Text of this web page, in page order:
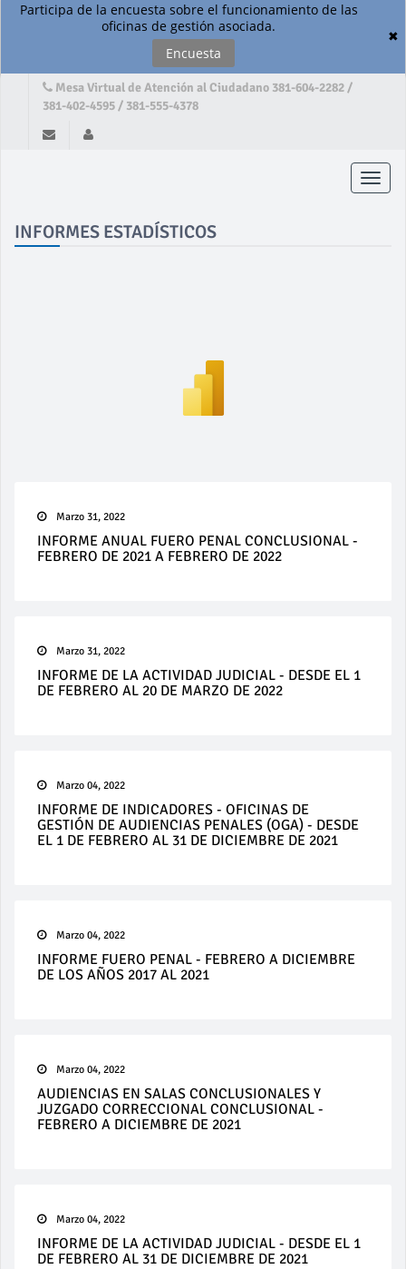
Participa de la encuesta sobre el funcionamiento de las
oficinas de gestión asociada.
Encuesta
✖
Mesa Virtual de Atención al Ciudadano 381-604-2282 /
381-402-4595 / 381-555-4378
Toggle
INFORMES ESTADÍSTICOS
Marzo 31, 2022
INFORME ANUAL FUERO PENAL CONCLUSIONAL -
FEBRERO DE 2021 A FEBRERO DE 2022
Marzo 31, 2022
INFORME DE LA ACTIVIDAD JUDICIAL - DESDE EL 1
DE FEBRERO AL 20 DE MARZO DE 2022
Marzo 04, 2022
INFORME DE INDICADORES - OFICINAS DE
GESTIÓN DE AUDIENCIAS PENALES (OGA) - DESDE
EL 1 DE FEBRERO AL 31 DE DICIEMBRE DE 2021
Marzo 04, 2022
INFORME FUERO PENAL - FEBRERO A DICIEMBRE
DE LOS AÑOS 2017 AL 2021
Marzo 04, 2022
AUDIENCIAS EN SALAS CONCLUSIONALES Y
JUZGADO CORRECCIONAL CONCLUSIONAL -
FEBRERO A DICIEMBRE DE 2021
Marzo 04, 2022
INFORME DE LA ACTIVIDAD JUDICIAL - DESDE EL 1
DE FEBRERO AL 31 DE DICIEMBRE DE 2021